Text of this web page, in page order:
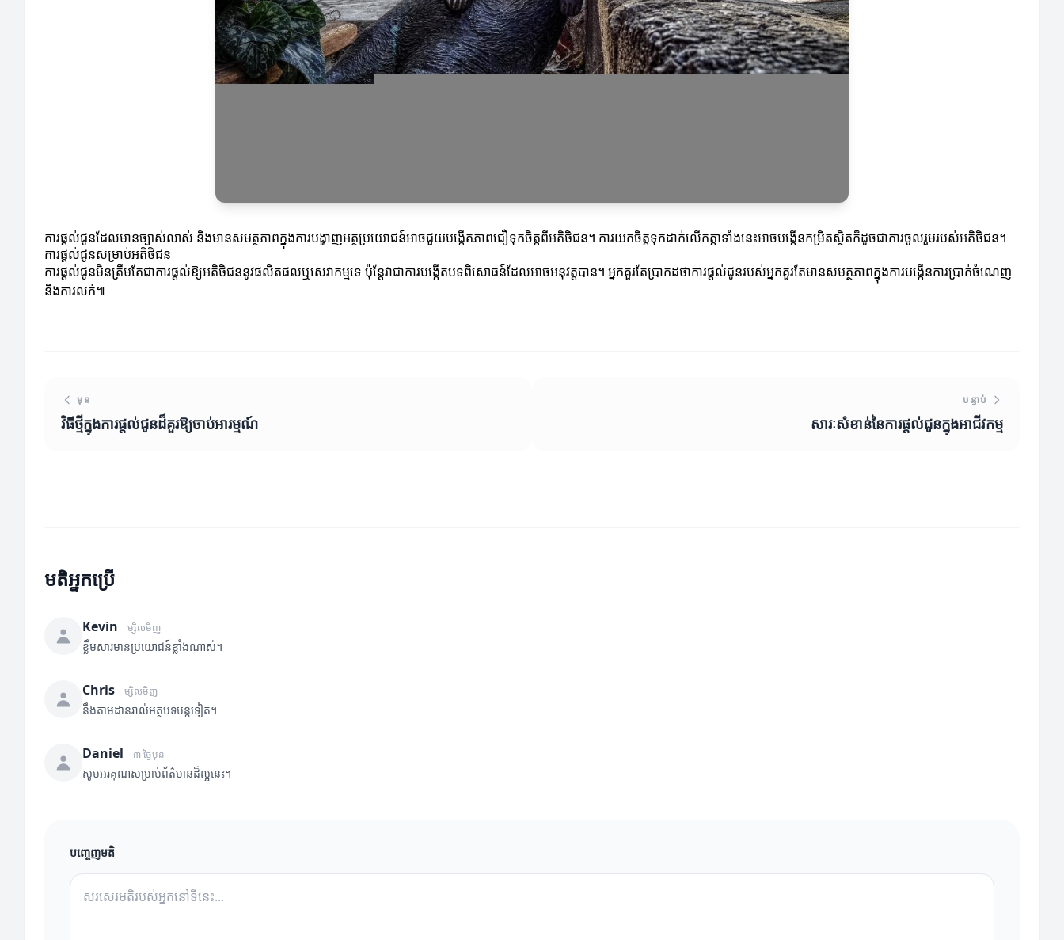
ការផ្តល់ជូនដែលមានច្បាស់លាស់ និងមានសមត្ថភាពក្នុងការបង្ហាញអត្ថប្រយោជន៍អាចជួយបង្កើតភាពជឿទុកចិត្តពីអតិថិជន។ ការយកចិត្តទុកដាក់លើកត្តាទាំងនេះអាចបង្កើនកម្រិតស្ថិតក៏ដូចជាការចូលរួមរបស់អតិថិជន។
ការផ្តល់ជូនសម្រាប់អតិថិជន
ការផ្តល់ជូនមិនត្រឹមតែជាការផ្តល់ឱ្យអតិថិជននូវផលិតផលឬសេវាកម្មទេ ប៉ុន្តែវាជាការបង្កើតបទពិសោធន៍ដែលអាចអនុវត្តបាន។ អ្នកគួរតែប្រាកដថាការផ្តល់ជូនរបស់អ្នកគួរតែមានសមត្ថភាពក្នុងការបង្កើនការប្រាក់ចំណេញ
និងការលក់៕
មុន
វិធីថ្មីក្នុងការផ្តល់ជូនដ៏គួរឱ្យចាប់អារម្មណ៍
បន្ទាប់
សារៈសំខាន់នៃការផ្តល់ជូនក្នុងអាជីវកម្ម
មតិអ្នកប្រើ
Kevin ម្សិលមិញ
ខ្លឹមសារមានប្រយោជន៍ខ្លាំងណាស់។
Chris ម្សិលមិញ
នឹងតាមដានរាល់អត្ថបទបន្តទៀត។
Daniel ៣ ថ្ងៃមុន
សូមអរគុណសម្រាប់ព័ត៌មានដ៏ល្អនេះ។
បញ្ចេញមតិ